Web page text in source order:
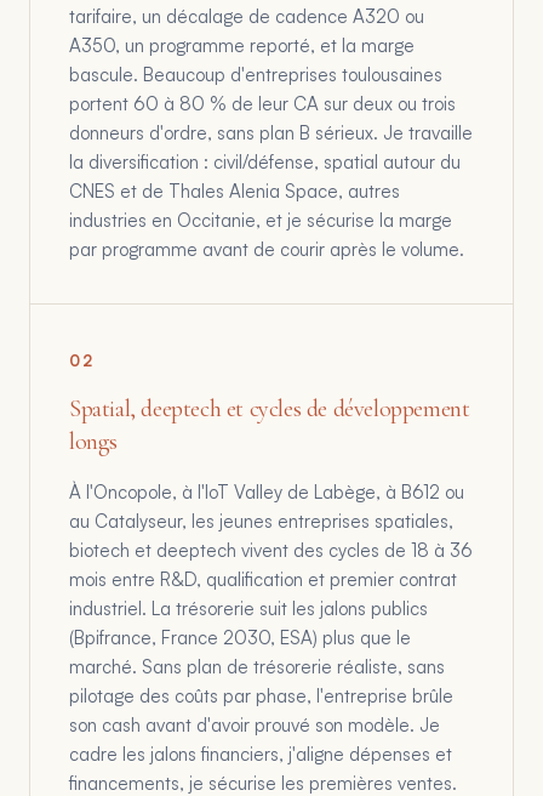
tarifaire, un décalage de cadence A320 ou
A350, un programme reporté, et la marge
bascule. Beaucoup d'entreprises toulousaines
portent 60 à 80 % de leur CA sur deux ou trois
donneurs d'ordre, sans plan B sérieux. Je travaille
la diversification : civil/défense, spatial autour du
CNES et de Thales Alenia Space, autres
industries en Occitanie, et je sécurise la marge
par programme avant de courir après le volume.
02
Spatial, deeptech et cycles de développement
longs
À l'Oncopole, à l'IoT Valley de Labège, à B612 ou
au Catalyseur, les jeunes entreprises spatiales,
biotech et deeptech vivent des cycles de 18 à 36
mois entre R&D, qualification et premier contrat
industriel. La trésorerie suit les jalons publics
(Bpifrance, France 2030, ESA) plus que le
marché. Sans plan de trésorerie réaliste, sans
pilotage des coûts par phase, l'entreprise brûle
son cash avant d'avoir prouvé son modèle. Je
cadre les jalons financiers, j'aligne dépenses et
financements, je sécurise les premières ventes.